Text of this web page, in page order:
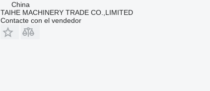
China
TAIHE MACHINERY TRADE CO.,LIMITED
Contacte con el vendedor